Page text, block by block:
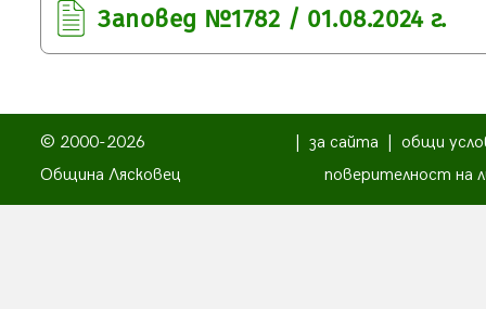
Заповед №1782 / 01.08.2024 г.
© 2000-2026
Община Лясковец
за сайта
общи
поверителност на